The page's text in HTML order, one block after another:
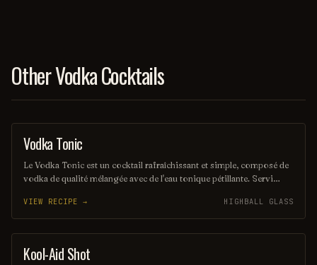
Other Vodka Cocktails
COCKTAIL
Vodka Tonic
Le Vodka Tonic est un cocktail rafraîchissant et simple, composé de
vodka de qualité mélangée avec de l'eau tonique pétillante. Servi
pour ceux qui recherchent une boisson légère et désaltérante. Idéal
pour toute occasion, ce classique des bars séduit par sa simplicité et
son goût équilibré.
VIEW RECIPE → HIGHBALL GLASS
SHOT
Kool-Aid Shot